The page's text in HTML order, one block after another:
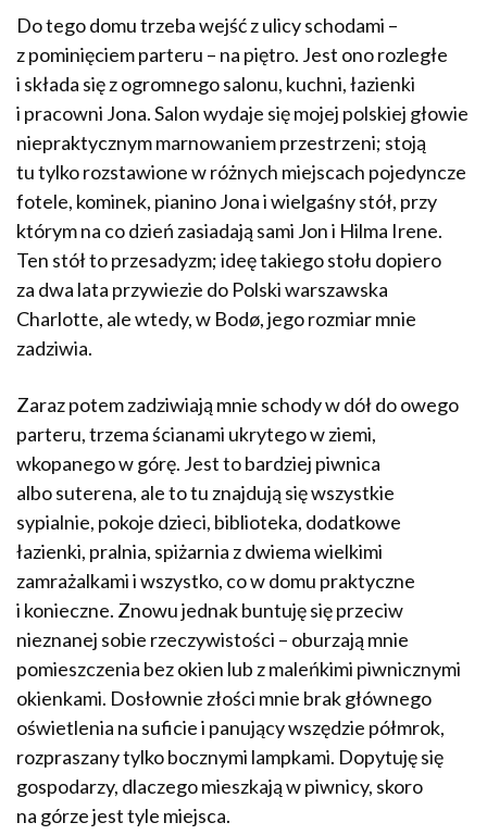
Do tego domu trzeba wejść z ulicy schodami –
z pominięciem parteru – na piętro. Jest ono rozległe
i składa się z ogromnego salonu, kuchni, łazienki
i pracowni Jona. Salon wydaje się mojej polskiej głowie
niepraktycznym marnowaniem przestrzeni; stoją
tu tylko rozstawione w różnych miejscach pojedyncze
fotele, kominek, pianino Jona i wielgaśny stół, przy
którym na co dzień zasiadają sami Jon i Hilma Irene.
Ten stół to przesadyzm; ideę takiego stołu dopiero
za dwa lata przywiezie do Polski warszawska
Charlotte, ale wtedy, w Bodø, jego rozmiar mnie
zadziwia.
Zaraz potem zadziwiają mnie schody w dół do owego
parteru, trzema ścianami ukrytego w ziemi,
wkopanego w górę. Jest to bardziej piwnica
albo suterena, ale to tu znajdują się wszystkie
sypialnie, pokoje dzieci, biblioteka, dodatkowe
łazienki, pralnia, spiżarnia z dwiema wielkimi
zamrażalkami i wszystko, co w domu praktyczne
i konieczne. Znowu jednak buntuję się przeciw
nieznanej sobie rzeczywistości – oburzają mnie
pomieszczenia bez okien lub z maleńkimi piwnicznymi
okienkami. Dosłownie złości mnie brak głównego
oświetlenia na suficie i panujący wszędzie półmrok,
rozpraszany tylko bocznymi lampkami. Dopytuję się
gospodarzy, dlaczego mieszkają w piwnicy, skoro
na górze jest tyle miejsca.